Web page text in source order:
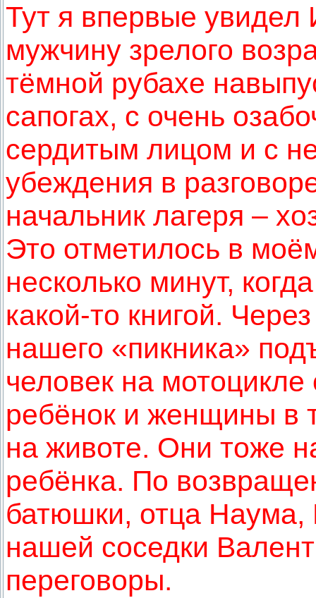
Тут я впервые увидел
мужчину зрелого
тёмной рубахе
сапогах, с очень
сердитым лицом и с
убеждения в
начальник лагеря –
Это отметилось в
несколько минут,
какой-то книгой.
нашего «пикника»
человек на
ребёнок и женщины в
на животе. Они тоже
ребёнка. По
батюшки, отца Наума,
нашей соседки
переговоры.